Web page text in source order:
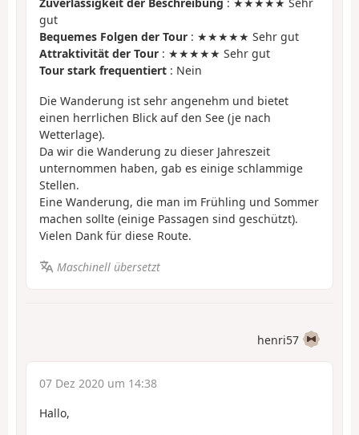
gut
Bequemes Folgen der Tour : ★★★★★ Sehr gut
Attraktivität der Tour : ★★★★★ Sehr gut
Tour stark frequentiert : Nein
Die Wanderung ist sehr angenehm und bietet
einen herrlichen Blick auf den See (je nach
Wetterlage).
Da wir die Wanderung zu dieser Jahreszeit
unternommen haben, gab es einige schlammige
Stellen.
Eine Wanderung, die man im Frühling und Sommer
machen sollte (einige Passagen sind geschützt).
Vielen Dank für diese Route.
Maschinell übersetzt
henri57
07 Dez 2020 um 14:38
Hallo,